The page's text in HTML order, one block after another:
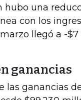
hubo una
con los
llegó a -
ganancias
las ganancias